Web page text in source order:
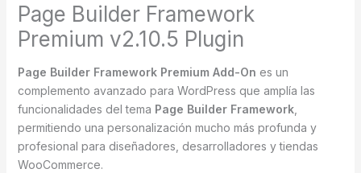
Page Builder Framework
Premium v2.10.5 Plugin
Page Builder Framework Premium Add-On es un
complemento avanzado para WordPress que amplía las
funcionalidades del tema Page Builder Framework,
permitiendo una personalización mucho más profunda y
profesional para diseñadores, desarrolladores y tiendas
WooCommerce.